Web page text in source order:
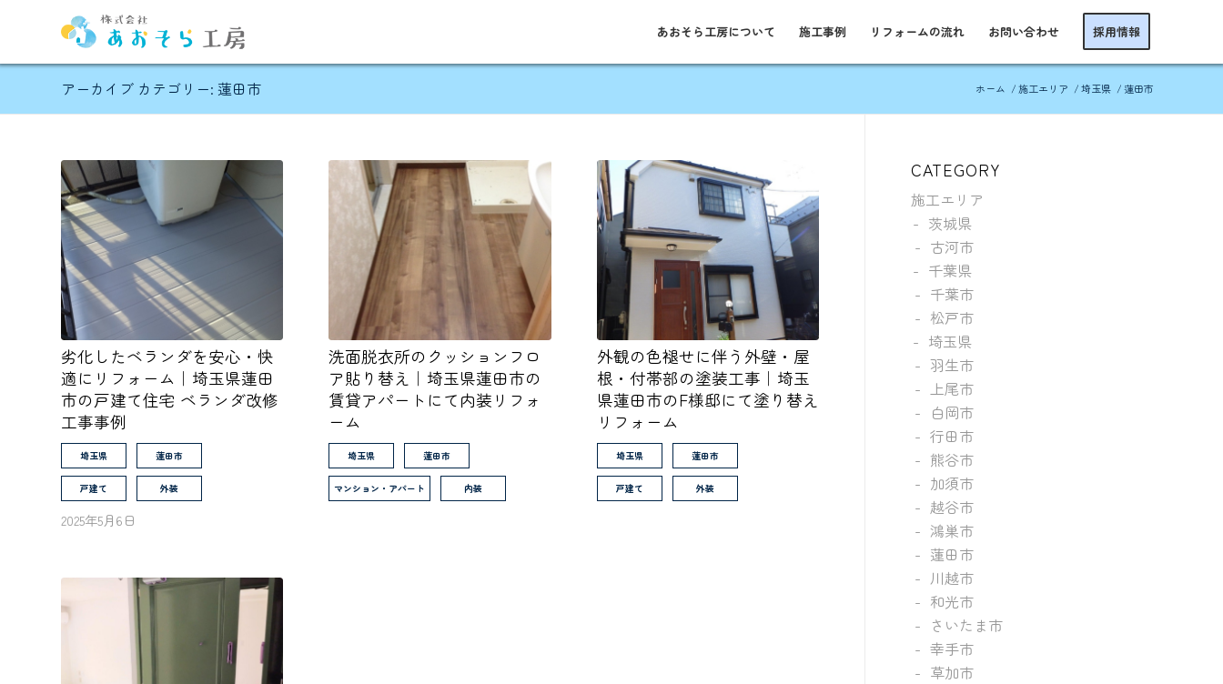
あおそら工房について 施工事例 リフォームの流れ お問い合わせ 採用情報
アーカイブ カテゴリー: 蓮田市 ホーム /施工エリア /埼玉県 /蓮田市
劣化したベランダを安心・快
適にリフォーム｜埼玉県蓮田
市の戸建て住宅 ベランダ改修
工事事例
埼玉県 蓮田市
戸建て 外装
2025年5月6日
洗面脱衣所のクッションフロ
ア貼り替え｜埼玉県蓮田市の
賃貸アパートにて内装リフォ
ーム
埼玉県 蓮田市
マンション・アパート 内装
外観の色褪せに伴う外壁・屋
根・付帯部の塗装工事｜埼玉
県蓮田市のF様邸にて塗り替え
リフォーム
埼玉県 蓮田市
戸建て 外装
CATEGORY
施工エリア
茨城県
古河市
千葉県
千葉市
松戸市
埼玉県
羽生市
上尾市
白岡市
行田市
熊谷市
加須市
越谷市
鴻巣市
蓮田市
川越市
和光市
さいたま市
幸手市
草加市